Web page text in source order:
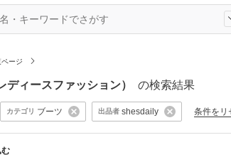
ージ
ディースファッション） の検索結果
カテゴリ ブーツ 出品者 shesdaily 条件をリ
む